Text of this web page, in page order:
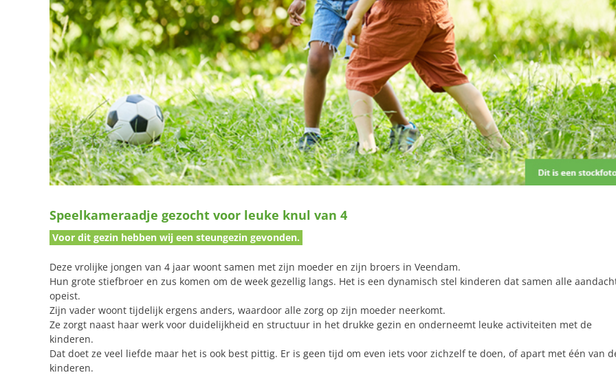
Speelkameraadje gezocht voor leuke knul van 4
Voor dit gezin hebben wij een steungezin gevonden.
Deze vrolijke jongen van 4 jaar woont samen met zijn moeder en zijn broers in Veendam.
Hun grote stiefbroer en zus komen om de week gezellig langs. Het is een dynamisch stel kinderen dat samen alle
opeist.
Zijn vader woont tijdelijk ergens anders, waardoor alle zorg op zijn moeder neerkomt.
Ze zorgt naast haar werk voor duidelijkheid en structuur in het drukke gezin en onderneemt leuke activiteiten met de
kinderen.
Dat doet ze veel liefde maar het is ook best pittig. Er is geen tijd om even iets voor zichzelf te doen, of apart met één van
kinderen.